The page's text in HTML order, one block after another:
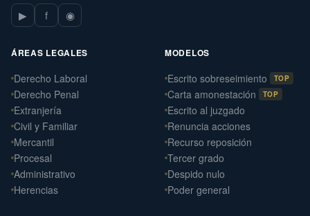
▶ f ◉
ÁREAS LEGALES
Derecho Laboral
Derecho Penal
Extranjería
Civil y Familiar
Mercantil
Procesal
Administrativo
Herencias
MODELOS
Escrito sobreseimiento TOP
Carta amonestación TOP
Escrito al juzgado
Renuncia acciones
Recurso reposición
Tercer grado
Despido nulo
Poder general